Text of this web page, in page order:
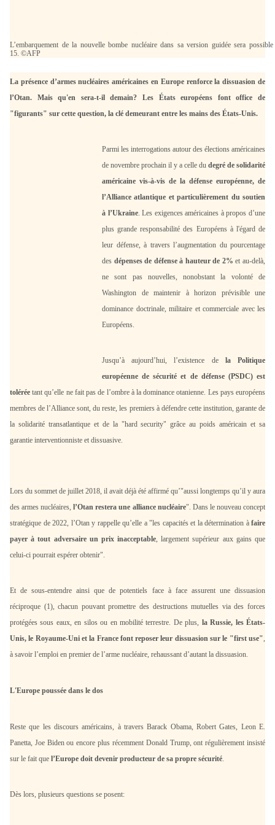
L’embarquement de la nouvelle bombe nucléaire dans sa version guidée sera
15. ©AFP
La présence d’armes nucléaires américaines en Europe renforce la dissuasion de
l’Otan. Mais qu'en sera-t-il demain? Les États européens font office de
"figurants" sur cette question, la clé demeurant entre les mains des États-Unis.
Parmi les interrogations autour des élections américaines
de novembre prochain il y a celle du degré de solidarité
américaine vis-à-vis de la défense européenne, de
l’Alliance atlantique et particulièrement du soutien
à l’Ukraine. Les exigences américaines à propos d’une
plus grande responsabilité des Européens à l'égard de
leur défense, à travers l’augmentation du pourcentage
des dépenses de défense à hauteur de 2% et au-delà,
ne sont pas nouvelles, nonobstant la volonté de
Washington de maintenir à horizon prévisible une
dominance doctrinale, militaire et commerciale avec les
Européens.
Jusqu’à aujourd’hui, l’existence de la Politique
européenne de sécurité et de défense (PSDC) est
tolérée tant qu’elle ne fait pas de l’ombre à la dominance otanienne. Les pays européens
membres de l’Alliance sont, du reste, les premiers à défendre cette institution, garante de
la solidarité transatlantique et de la "hard security" grâce au poids américain et sa
garantie interventionniste et dissuasive.
Lors du sommet de juillet 2018, il avait déjà été affirmé qu’"aussi longtemps qu’il y aura
des armes nucléaires,l’Otan restera une alliance nucléaire". Dans le nouveau concept
stratégique de 2022, l’Otan y rappelle qu’elle a "les capacités et la détermination à faire
payer à tout adversaire un prix inacceptable, largement supérieur aux gains que
celui-ci pourrait espérer obtenir".
Et de sous-entendre ainsi que de potentiels face à face assurent une dissuasion
réciproque (1), chacun pouvant promettre des destructions mutuelles via des forces
protégées sous eaux, en silos ou en mobilité terrestre. De plus, la Russie, les États-
Unis, le Royaume-Uni et la France font reposer leur dissuasion sur le "first use",
à savoir l’emploi en premier de l’arme nucléaire, rehaussant d’autant la dissuasion.
L'Europe poussée dans le dos
Reste que les discours américains, à travers Barack Obama, Robert Gates, Leon E.
Panetta, Joe Biden ou encoreplus récemment Donald Trump, ont régulièrement insisté
sur le fait que l’Europe doit devenir producteur de sa propre sécurité.
Dès lors, plusieurs questions se posent: